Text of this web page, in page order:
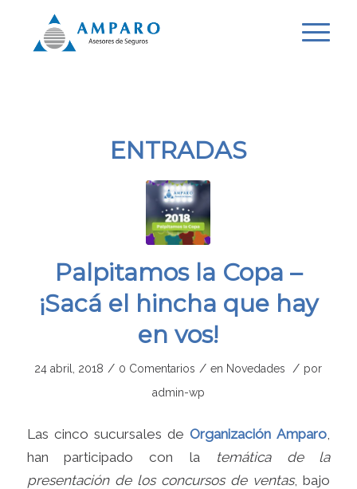
ENTRADAS
Palpitamos la Copa –
¡Sacá el hincha que hay
en vos!
24 abril, 2018 / 0 Comentarios / en Novedades / por
admin-wp
Las cinco sucursales deOrganización Amparo
han participado con la
temática de la
presentación de los concursos de ventas, bajo